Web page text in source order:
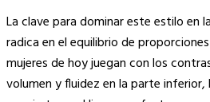
La clave para dominar este estilo en
radica en el equilibrio de
mujeres de hoy juegan con los
volumen y fluidez en la parte inferior,